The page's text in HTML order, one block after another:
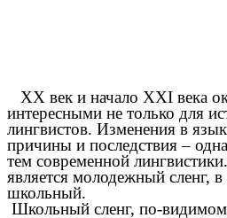
ХХ век и начало ХХI века
интересными не только для
лингвистов. Изменения в
причины и последствия –
тем современной
является молодежный сленг,
школьный.
Школьный сленг, по-